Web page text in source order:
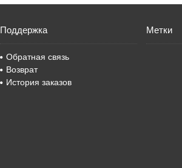
Поддержка
Обратная связь
Возврат
История заказов
Метки